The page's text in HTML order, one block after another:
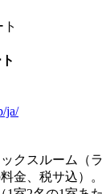
ja/
クスルーム（ラ
金、税サ込）。